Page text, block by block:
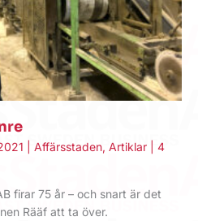
Affärsstaden, Artiklar
4
firar 75 år – och snart är det
Rääf att ta över.